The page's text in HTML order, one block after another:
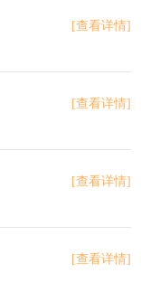
[查看详情]
[查看详情]
[查看详情]
[查看详情]